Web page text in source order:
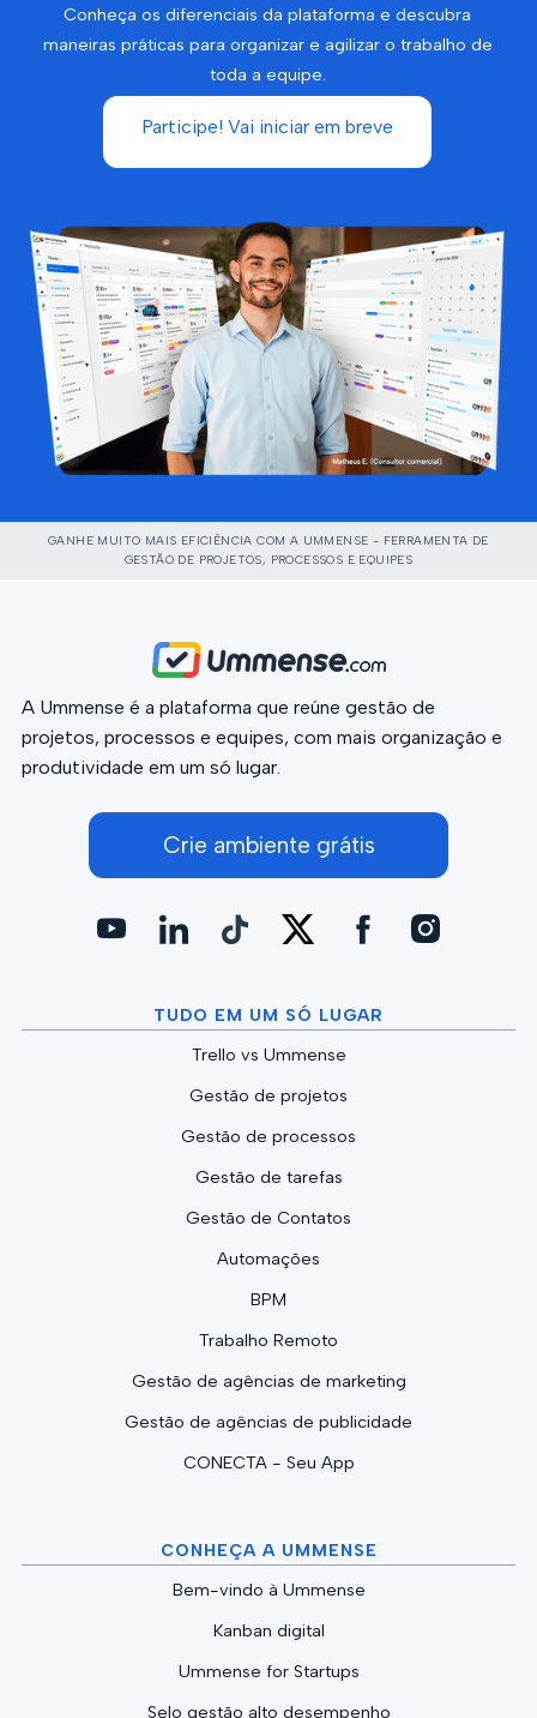
Conheça os diferenciais da plataforma e descubra
maneiras práticas para organizar e agilizar o trabalho de
toda a equipe.
Participe! Vai iniciar em breve
GANHE MUITO MAIS EFICIÊNCIA COM A UMMENSE - FERRAMENTA DE
GESTÃO DE PROJETOS, PROCESSOS E EQUIPES
A Ummense é a plataforma que reúne gestão de
projetos, processos e equipes, com mais organização e
produtividade em um só lugar.
Crie ambiente grátis
TUDO EM UM SÓ LUGAR
Trello vs Ummense
Gestão de projetos
Gestão de processos
Gestão de tarefas
Gestão de Contatos
Automações
BPM
Trabalho Remoto
Gestão de agências de marketing
Gestão de agências de publicidade
CONECTA - Seu App
CONHEÇA A UMMENSE
Bem-vindo à Ummense
Kanban digital
Ummense for Startups
Selo gestão alto desempenho